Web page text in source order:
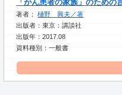
「がん患者の家族」のため
著者：樋野 興夫／著
出版者：東京：講談社
出版年：2017.08
資料種別：一般書